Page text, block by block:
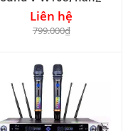
nhập khẩu
Liên hệ
799.000₫